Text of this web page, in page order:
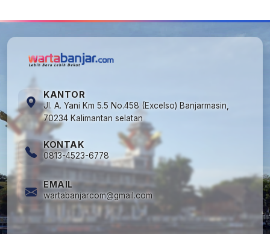
KANTOR
Jl. A. Yani Km 5.5 No.458 (Excelso) Banjarmasin,
70234 Kalimantan selatan
KONTAK
0813-4523-6778
EMAIL
wartabanjarcom@gmail.com